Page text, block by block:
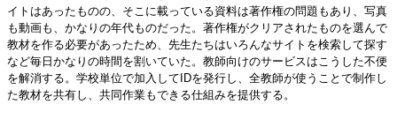
イトはあったものの、そこに載っている資料は著作権の問題もあり、写真
も動画も、かなりの年代ものだった。著作権がクリアされたものを選んで
教材を作る必要があったため、先生たちはいろんなサイトを検索して探す
など毎日かなりの時間を割いていた。教師向けのサービスはこうした不便
を解消する。学校単位で加入してIDを発行し、全教師が使うことで制作し
た教材を共有し、共同作業もできる仕組みを提供する。